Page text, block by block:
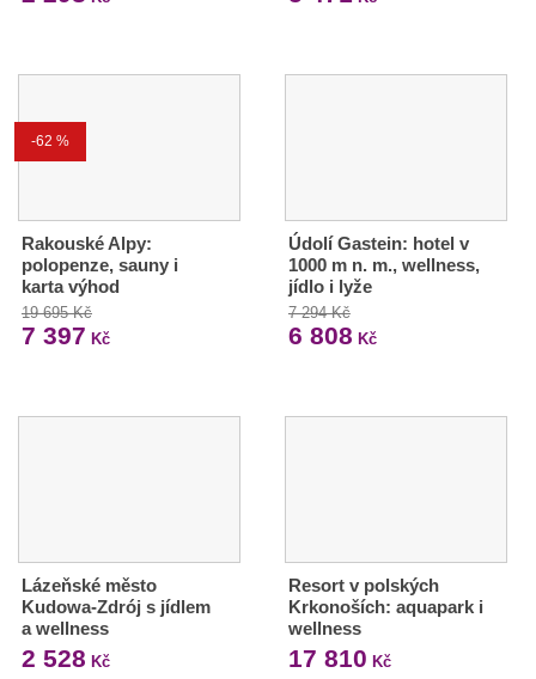
-62 %
Rakouské Alpy:
polopenze, sauny i
karta výhod
19 695 Kč
7 397 Kč
Údolí Gastein: hotel v
1000 m n. m., wellness,
jídlo i lyže
7 294 Kč
6 808 Kč
Lázeňské město
Kudowa-Zdrój s jídlem
a wellness
2 528 Kč
Resort v polských
Krkonoších: aquapark i
wellness
17 810 Kč